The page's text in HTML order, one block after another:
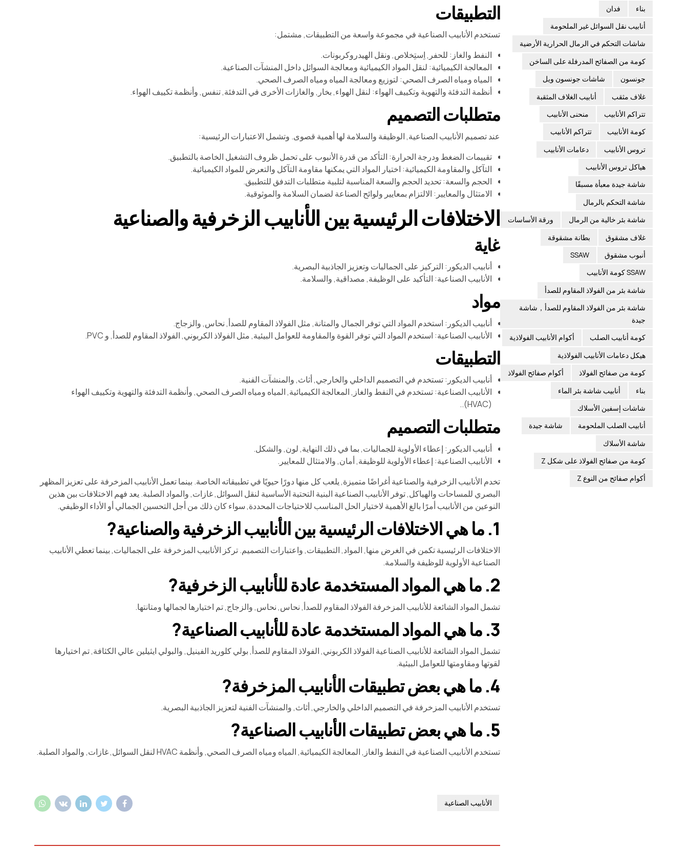
التطبيقات
تستخدم الأنابيب الصناعية في مجموعة واسعة من التطبيقات, مشتمل:
النفط والغاز: للحفر, اِستِخلاص, ونقل الهيدروكربونات.
المعالجة الكيميائية: لنقل المواد الكيميائية ومعالجة السوائل داخل المنشآت الصناعية.
المياه ومياه الصرف الصحي: لتوزيع ومعالجة المياه ومياه الصرف الصحي.
أنظمة التدفئة والتهوية وتكييف الهواء: لنقل الهواء, بخار, والغازات الأخرى في التدفئة, تنفس, وأنظمة تكييف الهواء.
متطلبات التصميم
عند تصميم الأنابيب الصناعية, الوظيفة والسلامة لها أهمية قصوى. وتشمل الاعتبارات الرئيسية:
تقييمات الضغط ودرجة الحرارة: التأكد من قدرة الأنبوب على تحمل ظروف التشغيل الخاصة بالتطبيق.
التآكل والمقاومة الكيميائية: اختيار المواد التي يمكنها مقاومة التآكل والتعرض للمواد الكيميائية.
الحجم والسعة: تحديد الحجم والسعة المناسبة لتلبية متطلبات التدفق للتطبيق.
الامتثال والمعايير: الالتزام بمعايير ولوائح الصناعة لضمان السلامة والموثوقية.
الاختلافات الرئيسية بين الأنابيب الزخرفية والصناعية
غاية
أنابيب الديكور: التركيز على الجماليات وتعزيز الجاذبية البصرية.
الأنابيب الصناعية: التأكيد على الوظيفة, مصداقية, والسلامة.
مواد
أنابيب الديكور: استخدم المواد التي توفر الجمال والمتانة, مثل الفولاذ المقاوم للصدأ, نحاس, والزجاج.
الأنابيب الصناعية: استخدم المواد التي توفر القوة والمقاومة للعوامل البيئية, مثل الفولاذ الكربوني, الفولاذ المقاوم للصدأ, و PVC.
التطبيقات
أنابيب الديكور: تستخدم في التصميم الداخلي والخارجي, أثاث, والمنشآت الفنية.
الأنابيب الصناعية: تستخدم في النفط والغاز, المعالجة الكيميائية, المياه ومياه الصرف الصحي, وأنظمة التدفئة والتهوية وتكييف الهواء
(HVAC)..
متطلبات التصميم
أنابيب الديكور: إعطاء الأولوية للجماليات, بما في ذلك النهاية, لون, والشكل.
الأنابيب الصناعية: إعطاء الأولوية للوظيفة, أمان, والامتثال للمعايير.
تخدم الأنابيب الزخرفية والصناعية أغراضًا متميزة, يلعب كل منها دورًا حيويًا في تطبيقاته الخاصة. بينما تعمل الأنابيب المزخرفة على تعزيز المظهر
البصري للمساحات والهياكل, توفر الأنابيب الصناعية البنية التحتية الأساسية لنقل السوائل, غازات, والمواد الصلبة. يعد فهم الاختلافات بين هذين
النوعين من الأنابيب أمرًا بالغ الأهمية لاختيار الحل المناسب للاحتياجات المحددة, سواء كان ذلك من أجل التحسين الجمالي أو الأداء الوظيفي.
1. ما هي الاختلافات الرئيسية بين الأنابيب الزخرفية والصناعية?
الاختلافات الرئيسية تكمن في الغرض منها, المواد, التطبيقات, واعتبارات التصميم. تركز الأنابيب المزخرفة على الجماليات, بينما تعطي الأنابيب
الصناعية الأولوية للوظيفة والسلامة.
2. ما هي المواد المستخدمة عادة للأنابيب الزخرفية?
تشمل المواد الشائعة للأنابيب المزخرفة الفولاذ المقاوم للصدأ, نحاس, نحاس, والزجاج, تم اختيارها لجمالها ومتانتها.
3. ما هي المواد المستخدمة عادة للأنابيب الصناعية?
تشمل المواد الشائعة للأنابيب الصناعية الفولاذ الكربوني, الفولاذ المقاوم للصدأ, بولي كلوريد الفينيل, والبولي ايثيلين عالي الكثافة, تم اختيارها
لقوتها ومقاومتها للعوامل البيئية.
4. ما هي بعض تطبيقات الأنابيب المزخرفة?
تستخدم الأنابيب المزخرفة في التصميم الداخلي والخارجي, أثاث, والمنشآت الفنية لتعزيز الجاذبية البصرية.
5. ما هي بعض تطبيقات الأنابيب الصناعية?
تستخدم الأنابيب الصناعية في النفط والغاز, المعالجة الكيميائية, المياه ومياه الصرف الصحي, وأنظمة HVAC لنقل السوائل, غازات, والمواد الصلبة.
الأنابيب الصناعية
بناء
فدان
أنابيب نقل السوائل غير الملحومة
شاشات التحكم في الرمال الحرارية الأرضية
كومة من الصفائح المدرفلة على الساخن
جونسون
شاشات جونسون ويل
غلاف مثقب
أنابيب الغلاف المثقبة
تتراكم الأنابيب
منحنى الأنابيب
كومة الأنابيب
تتراكم الأنابيب
تروس الأنابيب
دعامات الأنابيب
هياكل تروس الأنابيب
شاشة جيدة معبأة مسبقًا
شاشة التحكم بالرمال
شاشة بئر خالية من الرمال
ورقة الأساسات
غلاف مشقوق
بطانة مشقوقة
أنبوب مشقوق
SSAW
SSAW كومة الأنابيب
شاشة بئر من الفولاذ المقاوم للصدأ
شاشة بئر من الفولاذ المقاوم للصدأ，شاشة
جيدة
كومة أنابيب الصلب
أكوام الأنابيب الفولاذية
هيكل دعامات الأنابيب الفولاذية
كومة من صفائح الفولاذ
أكوام صفائح الفولاذ
بناء
أنابيب شاشة بئر الماء
شاشات إسفين الأسلاك
أنابيب الصلب الملحومة
شاشة جيدة
شاشة الأسلاك
كومة من صفائح الفولاذ على شكل Z
أكوام صفائح من النوع Z